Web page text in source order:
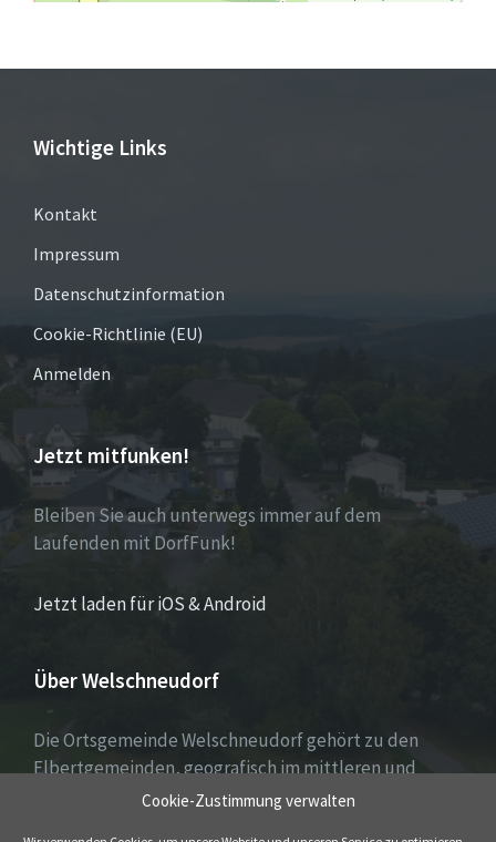
Cookie-Zustimmung verwalten
Wichtige Links
Kontakt
Impressum
Datenschutzinformation
Cookie-Richtlinie (EU)
Anmelden
Jetzt mitfunken!
Bleiben Sie auch unterwegs immer auf dem
Laufenden mit DorfFunk!
Jetzt laden für iOS & Android
Über Welschneudorf
Die Ortsgemeinde Welschneudorf gehört zu den
Elbertgemeinden, geografisch im mittleren und
oberen Stelzenbachtal gelegen, südöstlich der